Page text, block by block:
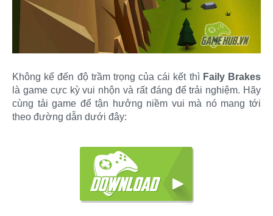
Không kể đến độ trầm trọng của cái kết thì Faily Brakes
là game cực kỳ vui nhộn và rất đáng để trải nghiệm. Hãy
cùng tải game để tận hưởng niềm vui mà nó mang tới
theo đường dẫn dưới đây: